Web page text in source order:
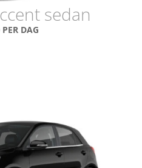
sedan
DAG